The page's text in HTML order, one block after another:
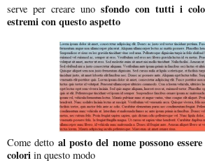
serve per creare uno sfondo con tutti i
estremi con questo aspetto
Come detto al posto del nome possono
colori in questo modo